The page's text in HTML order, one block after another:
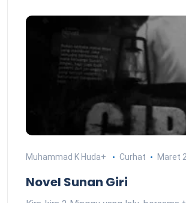
Muhammad K Huda+ Curhat Maret
Novel Sunan Giri